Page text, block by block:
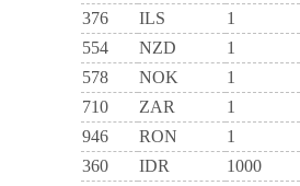
376
ILS 1
554
NZD 1
578
NOK 1
710
ZAR 1
946
RON 1
360
IDR 1000